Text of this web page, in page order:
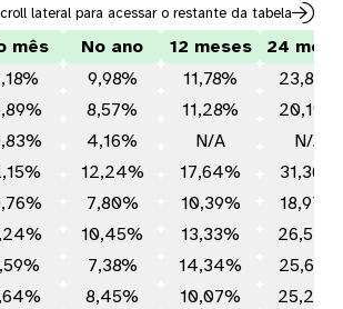
lateral para acessar o restante da tabela
mês
No ano
9,98%
8,57%
4,16%
12,24%
7,80%
10,45%
7,38%
8,45%
12 meses
11,78%
11,28%
N/A
17,64%
10,39%
13,33%
14,34%
10,07%
24 meses
23,89%
20,19%
N/A
31,36%
18,97%
26,52%
25,68%
25,23%